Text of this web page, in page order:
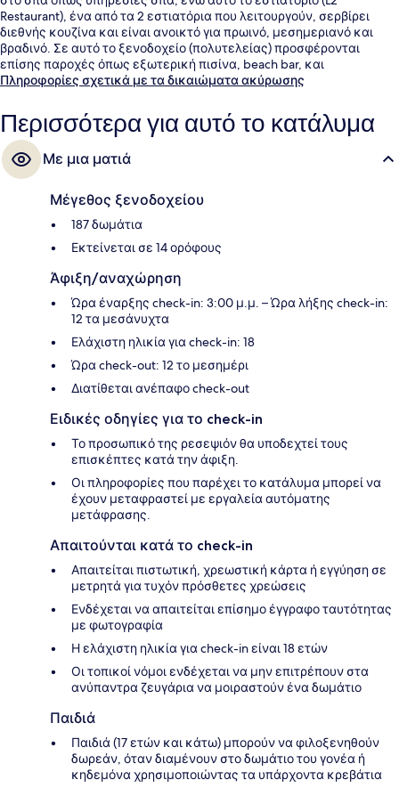
Restaurant), ένα από τα 2 εστιατόρια που λειτουργούν, σερβίρει
διεθνής κουζίνα και είναι ανοικτό για πρωινό, μεσημεριανό και
βραδινό. Σε αυτό το ξενοδοχείο (πολυτελείας) προσφέρονται
επίσης παροχές όπως εξωτερική πισίνα, beach bar, και
γυμναστήριο που είναι ανοιχτό όλο το 24ωρο. Άλλοι ταξιδιώτες
μαζικής μεταφοράς είναι σε κοντινή απόσταση: το σημείο
επιβίβασης Σταθμός Εθνικού Μουσείου βρίσκεται μόλις 10 λεπτά
με τα πόδια.
Πληροφορίες σχετικά με τα δικαιώματα ακύρωσης
Περισσότερα για αυτό το κατάλυμα
Με μια ματιά
Μέγεθος ξενοδοχείου
187 δωμάτια
Εκτείνεται σε 14 ορόφους
Άφιξη/αναχώρηση
Ώρα έναρξης check-in: 3:00 μ.μ. – Ώρα λήξης check-in:
12 τα μεσάνυχτα
Ελάχιστη ηλικία για check-in: 18
Ώρα check-out: 12 το μεσημέρι
Διατίθεται ανέπαφο check-out
Ειδικές οδηγίες για το check-in
Το προσωπικό της ρεσεψιόν θα υποδεχτεί τους
επισκέπτες κατά την άφιξη.
Οι πληροφορίες που παρέχει το κατάλυμα μπορεί να
έχουν μεταφραστεί με εργαλεία αυτόματης
μετάφρασης.
Απαιτούνται κατά το check-in
Απαιτείται πιστωτική, χρεωστική κάρτα ή εγγύηση σε
μετρητά για τυχόν πρόσθετες χρεώσεις
Ενδέχεται να απαιτείται επίσημο έγγραφο ταυτότητας
με φωτογραφία
Η ελάχιστη ηλικία για check-in είναι 18 ετών
Οι τοπικοί νόμοι ενδέχεται να μην επιτρέπουν στα
ανύπαντρα ζευγάρια να μοιραστούν ένα δωμάτιο
Παιδιά
Παιδιά (17 ετών και κάτω) μπορούν να φιλοξενηθούν
δωρεάν, όταν διαμένουν στο δωμάτιο του γονέα ή
κηδεμόνα χρησιμοποιώντας τα υπάρχοντα κρεβάτια